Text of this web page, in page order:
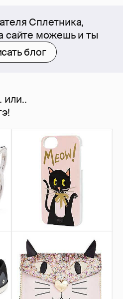
Сплетника,
сайте можешь и ты
блог
или..